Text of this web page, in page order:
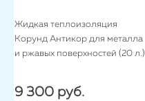
Жидкая теплоизоляция
Корунд Антикор для металла
и ржавых поверхностей (20 л.)
9 300 руб.